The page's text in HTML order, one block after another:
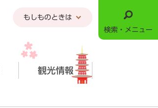
もしものときは
観光情報
検索・メニュー